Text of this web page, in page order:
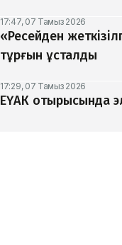
17:47, 07 Тамыз 2026
«Ресейден
тұрғын ұсталды
17:29, 07 Тамыз 2026
ЕҮАК отырысында